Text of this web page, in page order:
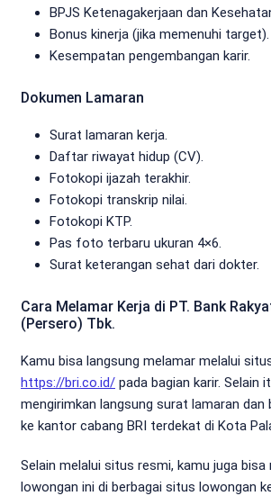
BPJS Ketenagakerjaan dan
Bonus kinerja (jika memenuhi target).
Kesempatan pengembangan karir.
Dokumen Lamaran
Surat lamaran kerja.
Daftar riwayat hidup (CV).
Fotokopi ijazah terakhir.
Fotokopi transkrip nilai.
Fotokopi KTP.
Pas foto terbaru ukuran 4×6.
Surat keterangan sehat dari dokter.
Cara Melamar Kerja di PT. Bank
(Persero) Tbk.
Kamu bisa langsung melamar melalui
https://bri.co.id/ pada bagian karir. Selain
mengirimkan langsung surat lamaran dan
ke kantor cabang BRI terdekat di Kota
Selain melalui situs resmi, kamu juga
lowongan ini di berbagai situs lowongan